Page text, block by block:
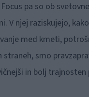
pa so ob
V njej raziskujejo,
med kmeti,
smo
in bolj